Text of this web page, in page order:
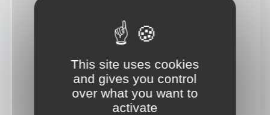
This site uses cookies
and gives you control
over what you want to
activate